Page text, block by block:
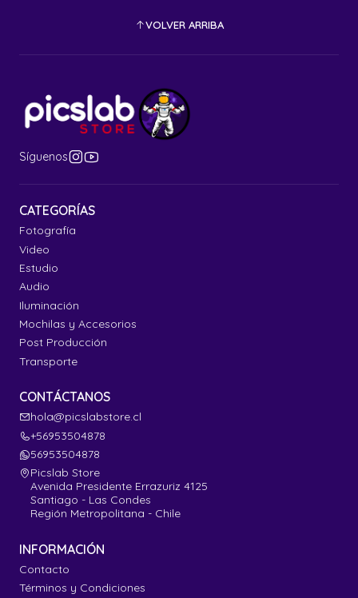
VOLVER ARRIBA
Síguenos
CATEGORÍAS
Fotografía
Video
Estudio
Audio
Iluminación
Mochilas y Accesorios
Post Producción
Transporte
CONTÁCTANOS
hola@picslabstore.cl
+56953504878
56953504878
Picslab Store
Avenida Presidente Errazuriz 4125
Santiago - Las Condes
Región Metropolitana - Chile
INFORMACIÓN
Contacto
Términos y Condiciones